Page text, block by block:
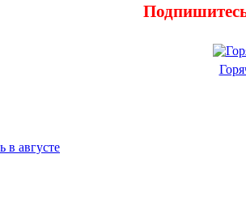
в августе